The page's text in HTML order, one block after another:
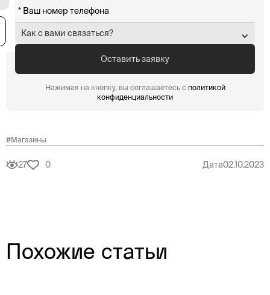
Как с вами связаться?
Нажимая на кнопку, вы соглашаетесь с политикой
конфиденциальности
#Магазины
27 0 Дата02.10.2023
Похожие статьи